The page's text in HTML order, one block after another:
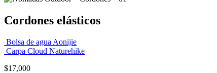
Cordones elásticos
Bolsa de agua Aonijie
Carpa Cloud Naturehike
$17,000